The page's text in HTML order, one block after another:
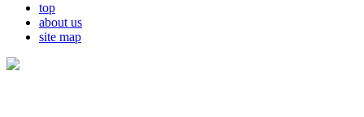
top
about us
site map